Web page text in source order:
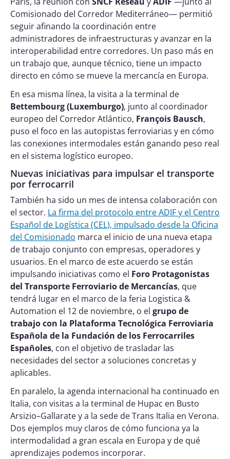
Comisionado del Corredor Mediterráneo— permitió
seguir afinando la coordinación entre
administradores de infraestructuras y avanzar en la
interoperabilidad entre corredores. Un paso más en
un trabajo que, aunque técnico, tiene un impacto
directo en cómo se mueve la mercancía en Europa.
En esa misma línea, la visita a la terminal de
Bettembourg (Luxemburgo), junto al coordinador
europeo del Corredor Atlántico, François Bausch,
puso el foco en las autopistas ferroviarias y en cómo
las conexiones intermodales están ganando peso real
en el sistema logístico europeo.
Nuevas iniciativas para impulsar el transporte
por ferrocarril
También ha sido un mes de intensa colaboración con
el sector. La firma del protocolo entre ADIF y el Centro
Español de Logística (CEL), impulsado desde la Oficina
del Comisionado marca el inicio de una nueva etapa
de trabajo conjunto con empresas, operadores y
usuarios. En el marco de este acuerdo se están
impulsando iniciativas como el Foro Protagonistas
del Transporte Ferroviario de Mercancías, que
tendrá lugar en el marco de la feria Logistica &
Automation el 12 de noviembre, o el grupo de
trabajo con la Plataforma Tecnológica Ferroviaria
Española de la Fundación de los Ferrocarriles
Españoles, con el objetivo de trasladar las
necesidades del sector a soluciones concretas y
aplicables.
En paralelo, la agenda internacional ha continuado en
Italia, con visitas a la terminal de Hupac en Busto
Arsizio–Gallarate y a la sede de Trans Italia en Verona.
Dos ejemplos muy claros de cómo funciona ya la
intermodalidad a gran escala en Europa y de qué
aprendizajes podemos incorporar.